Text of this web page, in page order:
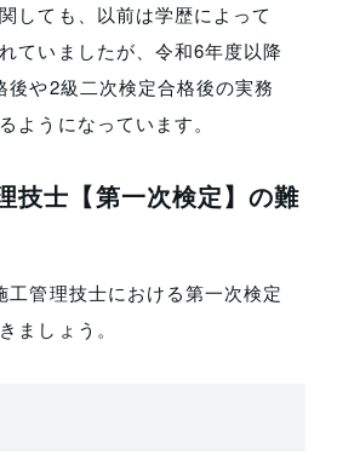
しても、以前は学歴によって
ていましたが、令和6年度以降
後や2級二次検定合格後の実務
ようになっています。
技士【第一次検定】の難
工管理技士における第一次検定
ましょう。